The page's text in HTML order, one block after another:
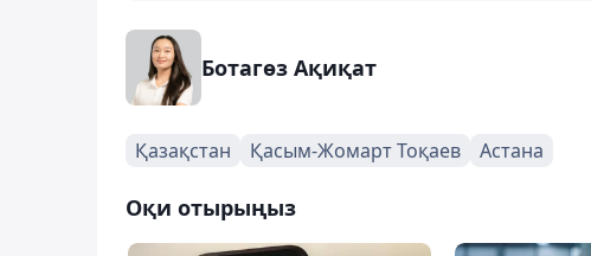
Ботагөз Ақиқат
Қазақстан Қасым-Жомарт Тоқаев Астана
Оқи отырыңыз